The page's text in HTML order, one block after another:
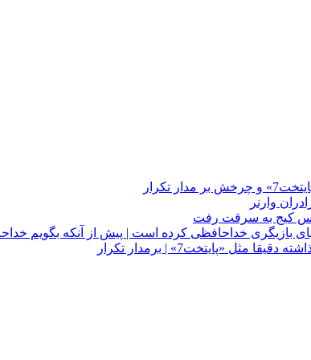
تکرار
بازیگری خداحافظی کرده است | پیش از آنکه بگویم
«پایتخت7» | برمدار تکرار